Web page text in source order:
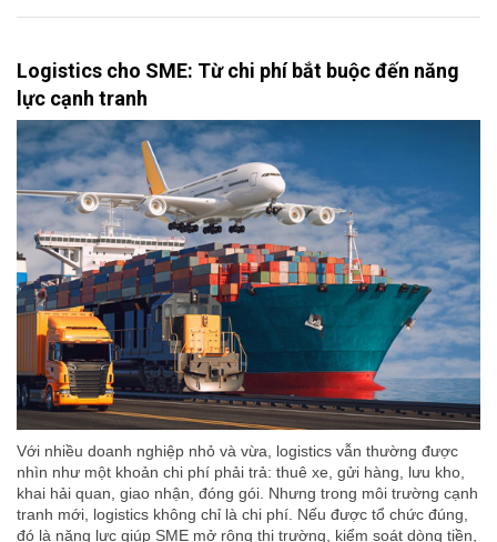
Logistics cho SME: Từ chi phí bắt buộc đến năng
lực cạnh tranh
Với nhiều doanh nghiệp nhỏ và vừa, logistics vẫn thường được
nhìn như một khoản chi phí phải trả: thuê xe, gửi hàng, lưu kho,
khai hải quan, giao nhận, đóng gói. Nhưng trong môi trường cạnh
tranh mới, logistics không chỉ là chi phí. Nếu được tổ chức đúng,
đó là năng lực giúp SME mở rộng thị trường, kiểm soát dòng tiền,